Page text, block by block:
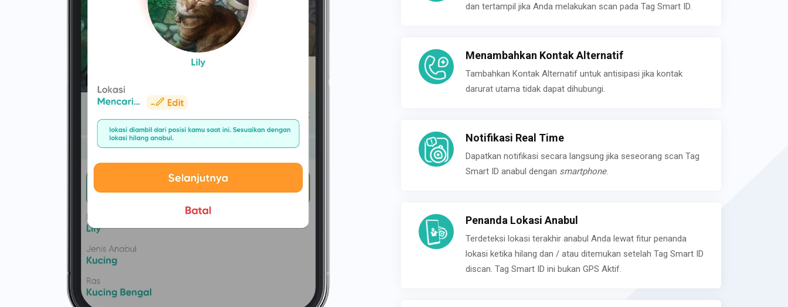
dan tertampil jika Anda melakukan scan pada Tag Smart ID.
Menambahkan Kontak Alternatif
Tambahkan Kontak Alternatif untuk antisipasi jika kontak
darurat utama tidak dapat dihubungi.
Notifikasi Real Time
Dapatkan notifikasi secara langsung jika seseorang scan Tag
Smart ID anabul dengan smartphone.
Penanda Lokasi Anabul
Terdeteksi lokasi terakhir anabul Anda lewat fitur penanda
lokasi ketika hilang dan / atau ditemukan setelah Tag Smart ID
discan. Tag Smart ID ini bukan GPS Aktif.